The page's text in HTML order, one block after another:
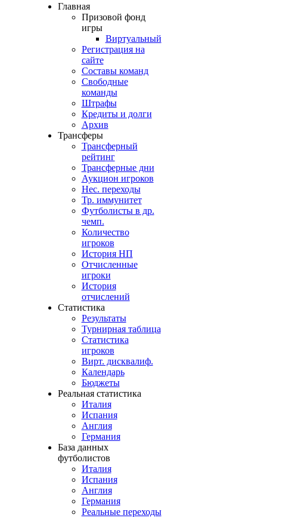
Главная
Призовой фонд
игры
Виртуальный
Регистрация на
сайте
Составы команд
Свободные
команды
Штрафы
Кредиты и долги
Архив
Трансферы
Трансферный
рейтинг
Трансферные дни
Аукцион игроков
Нес. переходы
Тр. иммунитет
Футболисты в др.
чемп.
Количество
игроков
История НП
Отчисленные
игроки
История
отчислений
Статистика
Результаты
Турнирная таблица
Статистика
игроков
Вирт. дисквалиф.
Календарь
Бюджеты
Реальная статистика
Италия
Испания
Англия
Германия
База данных
футболистов
Италия
Испания
Англия
Германия
Реальные переходы